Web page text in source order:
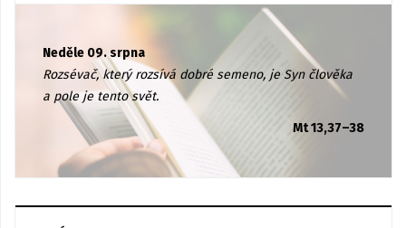
Neděle 09. srpna
Rozsévač, který rozsívá dobré semeno, je Syn člověka
a pole je tento svět.
Mt 13,37–38